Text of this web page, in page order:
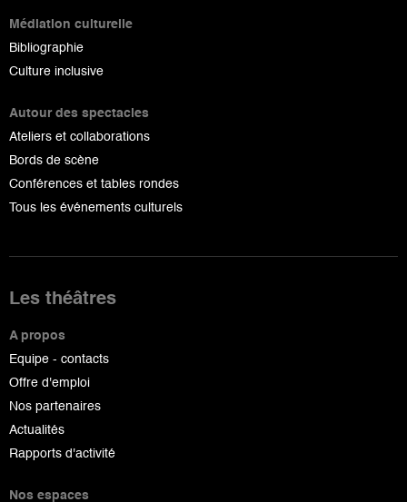
Médiation culturelle
Bibliographie
Culture inclusive
Autour des spectacles
Ateliers et collaborations
Bords de scène
Conférences et tables rondes
Tous les événements culturels
Les théâtres
A propos
Equipe - contacts
Offre d'emploi
Nos partenaires
Actualités
Rapports d'activité
Nos espaces